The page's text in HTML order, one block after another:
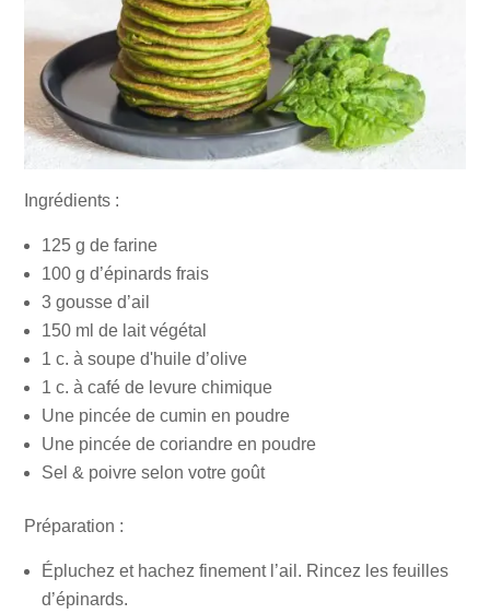
Ingrédients :
125 g de farine
100 g d’épinards frais
3 gousse d’ail
150 ml de lait végétal
1 c. à soupe d'huile d’olive
1 c. à café de levure chimique
Une pincée de cumin en poudre
Une pincée de coriandre en poudre
Sel & poivre selon votre goût
Préparation :
Épluchez et hachez finement l’ail. Rincez les feuilles
d’épinards.